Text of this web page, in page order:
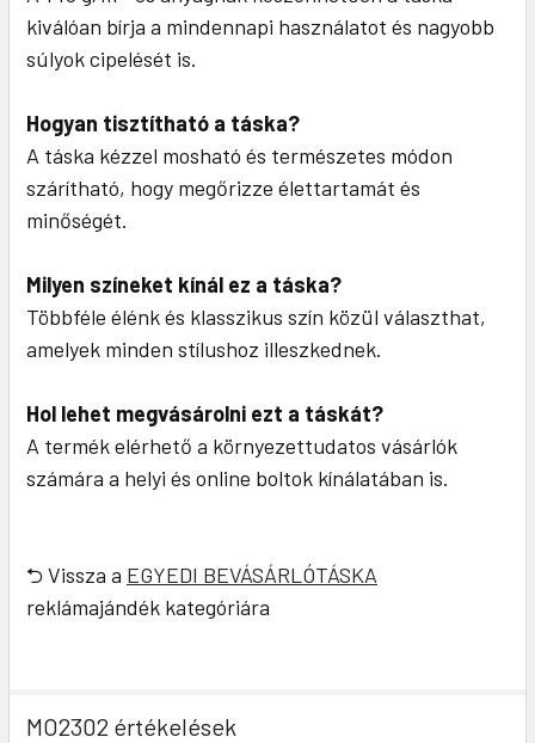
kiválóan bírja a mindennapi használatot és nagyobb
súlyok cipelését is.
Hogyan tisztítható a táska?
A táska kézzel mosható és természetes módon
szárítható, hogy megőrizze élettartamát és
minőségét.
Milyen színeket kínál ez a táska?
Többféle élénk és klasszikus szín közül választhat,
amelyek minden stílushoz illeszkednek.
Hol lehet megvásárolni ezt a táskát?
A termék elérhető a környezettudatos vásárlók
számára a helyi és online boltok kínálatában is.
⮌ Vissza a EGYEDI BEVÁSÁRLÓTÁSKA
reklámajándék kategóriára
MO2302 értékelések